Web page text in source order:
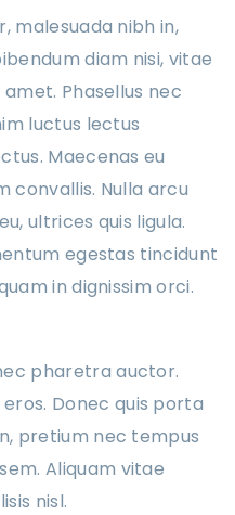
malesuada nibh in,
diam nisi, vitae
Phasellus nec
luctus lectus
Maecenas eu
convallis. Nulla arcu
ultrices quis ligula.
egestas tincidunt
in dignissim orci.
pharetra auctor.
Donec quis porta
pretium nec tempus
Aliquam vitae
nisl.